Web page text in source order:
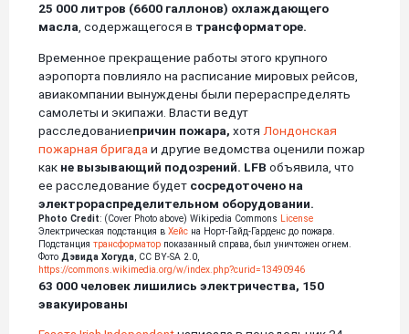
25 000 литров (6600 галлонов) охлаждающего
масла, содержащегося в трансформаторе.
Временное прекращение работы этого крупного
аэропорта повлияло на расписание мировых рейсов,
авиакомпании вынуждены были перераспределять
самолеты и экипажи. Власти ведут
расследованиепричин пожара, хотя Лондонская
пожарная бригада и другие ведомства оценили пожар
как не вызывающий подозрений. LFB объявила, что
ее расследование будет сосредоточено на
электрораспределительном оборудовании.
Photo Credit: (Cover Photo above) Wikipedia Commons
License
Электрическая подстанция в Хейс на Норт-Гайд-Гарденс до пожара.
Подстанция трансформатор показанный справа, был уничтожен огнем.
Фото Дэвида Хогуда , CC BY-SA 2.0,
https://commons.wikimedia.org/w/index.php?curid=13490946
63 000 человек лишились электричества, 150
эвакуированы